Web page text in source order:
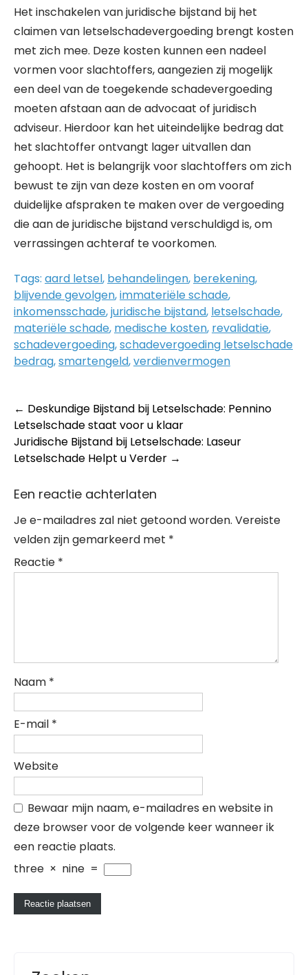
Het inschakelen van juridische bijstand bij het
claimen van letselschadevergoeding brengt kosten
met zich mee. Deze kosten kunnen een nadeel
vormen voor slachtoffers, aangezien zij mogelijk
een deel van de toegekende schadevergoeding
moeten afstaan aan de advocaat of juridisch
adviseur. Hierdoor kan het uiteindelijke bedrag dat
het slachtoffer ontvangt lager uitvallen dan
gehoopt. Het is belangrijk voor slachtoffers om zich
bewust te zijn van deze kosten en om vooraf
duidelijke afspraken te maken over de vergoeding
die aan de juridische bijstand verschuldigd is, om
verrassingen achteraf te voorkomen.
Tags: aard letsel, behandelingen, berekening,
blijvende gevolgen,immateriële schade,
inkomensschade,juridische bijstand, letselschade,
materiële schade, medische kosten, revalidatie,
schadevergoeding,schadevergoeding letselschade
bedrag,smartengeld,verdienvermogen
Post
navigation
← Deskundige Bijstand bij Letselschade: Pennino
Letselschade staat voor u klaar
Juridische Bijstand bij Letselschade: Laseur
Letselschade Helpt u Verder →
Een reactie achterlaten
Je e-mailadres zal niet getoond worden. Vereiste
velden zijn gemarkeerd met *
Reactie *
Naam *
E-mail *
Website
Bewaar mijn naam, e-mailadres en website in
deze browser voor de volgende keer wanneer ik
een reactie plaats.
three × nine =